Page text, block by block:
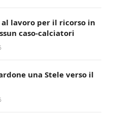
al lavoro per il ricorso in
caso-calciatori
una Stele verso il